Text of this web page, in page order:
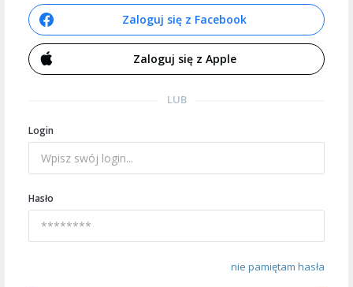
Zaloguj się z Facebook
Zaloguj się z Apple
LUB
Login
Hasło
nie pamiętam hasła